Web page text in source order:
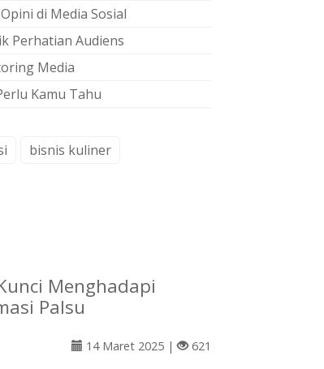
di Media Sosial
Perhatian Audiens
Media
Kamu Tahu
bisnis kuliner
Menghadapi
Palsu
14 Maret 2025 | 621